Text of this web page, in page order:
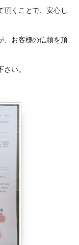
頂くことで、安心し
、お客様の信頼を頂
い。